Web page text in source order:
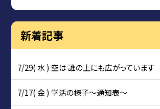
新着記事
7/29( 水 ) 空は 誰の上にも広がっています
7/17( 金 ) 学活の様子〜通知表〜